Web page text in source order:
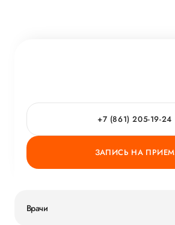
+7 (861) 205-19-24
ЗАПИСЬ НА ПРИЕМ
Врачи